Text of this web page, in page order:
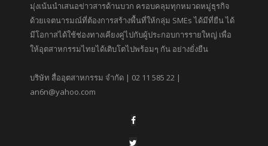
มุ่งเน้นนำเสนอข่าวสารด้านบวก ครอบคลุมทุกหมวดหมู่ธุรกิจ
ด้วยเจตนารมณ์ที่ต้องการสร้างพื้นที่ให้กลุ่ม SMEs ได้มีที่ยืน ได้
มีโอกาสได้ใช้ช่องทางเคียงคู่ไปกับผู้ประกอบการรายใหญ่ เพื่อ
ให้อุตสาหกรรมไทยได้เติบโตไปพร้อมๆ กัน อย่างยั่งยืน
บริษัท สื่ออุตสาหกรรม จำกัด | 02 11 585 22 |
an6n@yahoo.com